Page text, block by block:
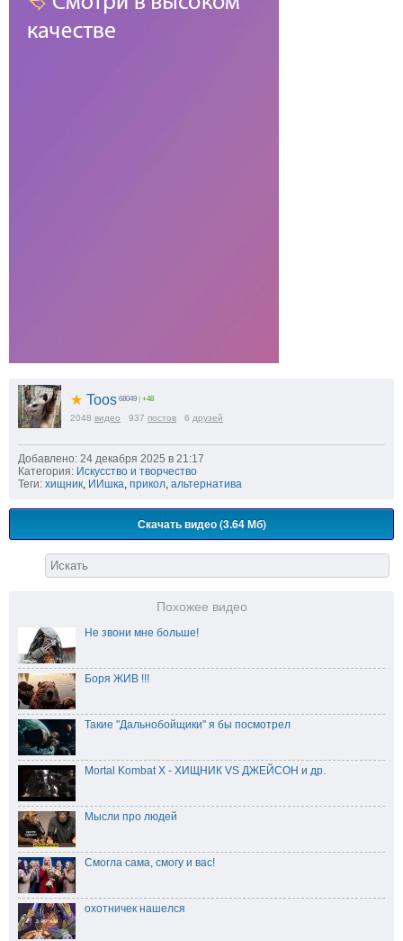
★ Toos 68049 | +48
2048 видео 937 постов 6 друзей
Добавлено: 24 декабря 2025 в 21:17
Категория: Искусство и творчество
Теги: хищник ИИшка прикол альтернатива
Скачать видео (3.64 Мб)
Похожее видео
Не звони мне больше!
Боря ЖИВ !!!
Такие "Дальнобойщики" я бы посмотрел
Mortal Kombat X - ХИЩНИК VS ДЖЕЙСОН и др.
Мысли про людей
Смогла сама, смогу и вас!⁠
охотничек нашелся